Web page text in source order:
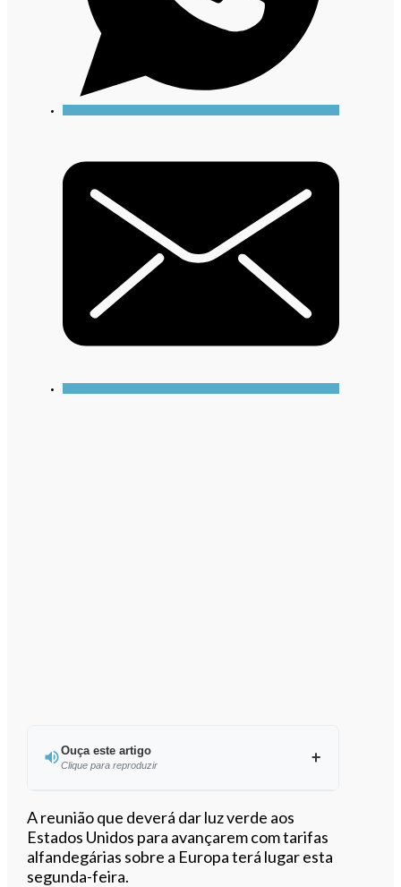
Ouça este artigo
Clique para reproduzir
Ouvir este artigo
A reunião que deverá dar luz verde aos
Estados Unidos para avançarem com tarifas
alfandegárias sobre a Europa terá lugar esta
segunda-feira.